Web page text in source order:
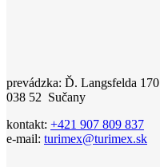
prevádzka: Ď. Langsfelda 170
038 52 Sučany
kontakt: +421 907 809 837
e-mail: turimex@turimex.sk